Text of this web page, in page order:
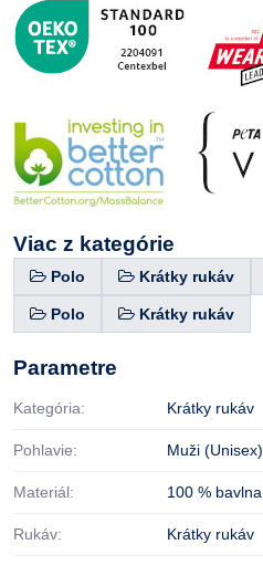
Viac z kategórie
Polo Krátky rukáv
Polo Krátky rukáv
Parametre
Kategória: Krátky rukáv
Pohlavie: Muži (Unisex)
Materiál: 100 % bavlna
Rukáv: Krátky rukáv